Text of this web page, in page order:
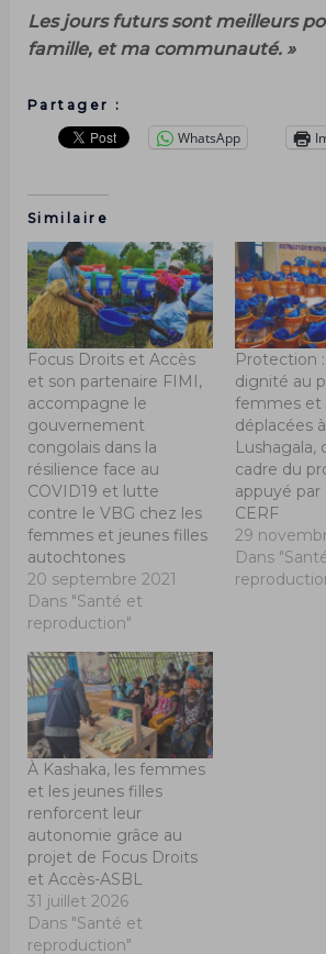
Les jours futurs sont meilleurs
famille, et ma communauté. »
Partager :
WhatsApp
Similaire
Focus Droits et Accès
et son partenaire FIMI,
accompagne le
gouvernement
congolais dans la
résilience face au
COVID19 et lutte
contre le VBG chez les
femmes et jeunes filles
autochtones
20 septembre 2021
Dans "Santé et
reproduction"
Protection
dignité au
femmes et
déplacées
Lushagala,
cadre du
appuyé par
CERF
29
Dans
À Kashaka, les femmes
et les jeunes filles
renforcent leur
autonomie grâce au
projet de Focus Droits
et Accès-ASBL
31 juillet 2026
Dans "Santé et
reproduction"